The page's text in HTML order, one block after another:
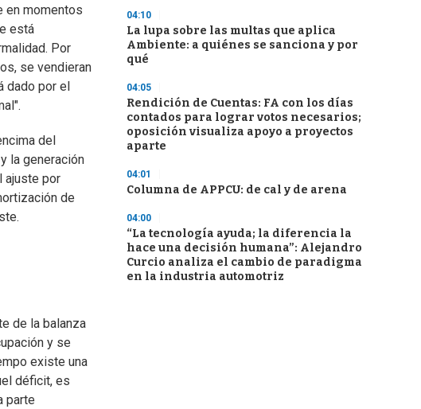
en momentos
está
Por
se vendieran
por el
del
la generación
ajuste por
de
de la balanza
y se
existe una
déficit, es
parte
04:10
La lupa sobre las multas que aplica
Ambiente: a quiénes se sanciona y por
qué
04:05
Rendición de Cuentas: FA con los días
contados para lograr votos necesarios;
oposición visualiza apoyo a proyectos
aparte
04:01
Columna de APPCU: de cal y de arena
04:00
“La tecnología ayuda; la diferencia la
hace una decisión humana”: Alejandro
Curcio analiza el cambio de paradigma
en la industria automotriz